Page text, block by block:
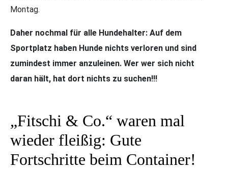
Montag.
Daher nochmal für alle Hundehalter: Auf dem
Sportplatz haben Hunde nichts verloren und sind
zumindest immer anzuleinen. Wer wer sich nicht
daran hält, hat dort nichts zu suchen!!!
„Fitschi & Co.“ waren mal
wieder fleißig: Gute
Fortschritte beim Container!